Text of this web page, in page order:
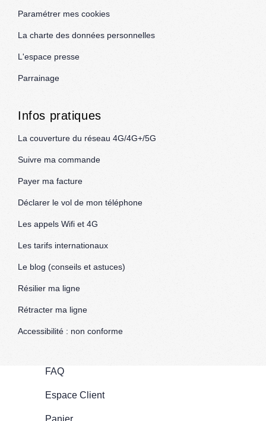
Paramétrer mes cookies
La charte des données personnelles
L'espace presse
Parrainage
Infos pratiques
La couverture du réseau 4G/4G+/5G
Suivre ma commande
Payer ma facture
Déclarer le vol de mon téléphone
Les appels Wifi et 4G
Les tarifs internationaux
Le blog (conseils et astuces)
Résilier ma ligne
Rétracter ma ligne
Accessibilité : non conforme
FAQ
Espace Client
Panier